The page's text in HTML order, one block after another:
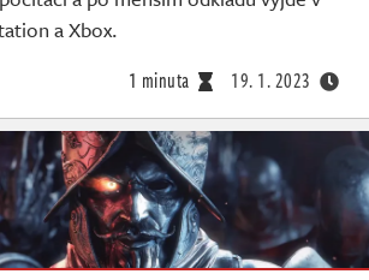
a Xbox.
1 minuta 19. 1. 2023